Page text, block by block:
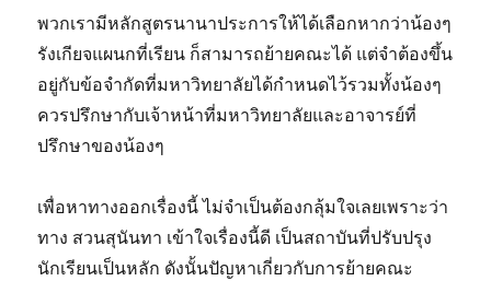
พวกเรามีหลักสูตรนานาประการให้ได้เลือกหากว่าน้องๆ
รังเกียจแผนกที่เรียน ก็สามารถย้ายคณะได้ แต่จำต้องขึ้น
อยู่กับข้อจำกัดที่มหาวิทยาลัยได้กำหนดไว้รวมทั้งน้องๆ
ควรปรึกษากับเจ้าหน้าที่มหาวิทยาลัยและอาจารย์ที่
ปรึกษาของน้องๆ
เพื่อหาทางออกเรื่องนี้ ไม่จำเป็นต้องกลุ้มใจเลยเพราะว่า
ทาง สวนสุนันทา เข้าใจเรื่องนี้ดี เป็นสถาบันที่ปรับปรุง
นักเรียนเป็นหลัก ดังนั้นปัญหาเกี่ยวกับการย้ายคณะ